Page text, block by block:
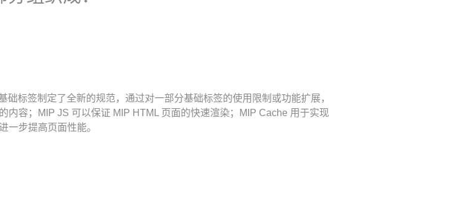
础标签制定了全新的规范，通过对一部分基础标签的使用限制或功能扩展，
内容；MIP JS 可以保证 MIP HTML 页面的快速渲染；MIP Cache 用于实现
一步提高页面性能。